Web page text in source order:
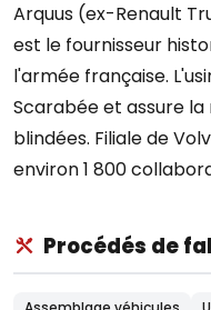
Arquus (ex-Renault
est le fournisseur
l'armée française.
Scarabée et assure
blindées. Filiale de
environ 1 800
Procédés de